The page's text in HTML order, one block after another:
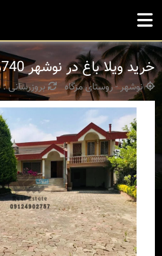
خرید ویلا باغ در نوشهر 740متر دهکده مزگاه
نوشهر - روستای مزگاه بروزرسانی : 03 اردیبهشت 1405